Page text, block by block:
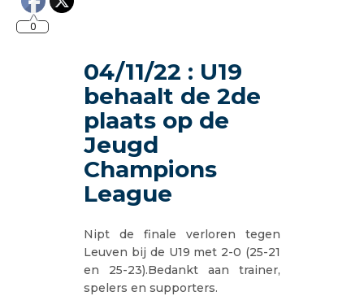
0
04/11/22 : U19
behaalt de 2de
plaats op de
Jeugd
Champions
League
Nipt de finale verloren tegen
Leuven bij de U19 met 2-0 (25-21
en 25-23).Bedankt aan trainer,
spelers en supporters.